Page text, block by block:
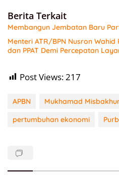
Berita Terkait
Membangun Jembatan Baru
Menteri ATR/BPN Nusron
dan PPAT Demi Percepatan
Post Views:217
APBN Mukhamad
pertumbuhan ekonomi